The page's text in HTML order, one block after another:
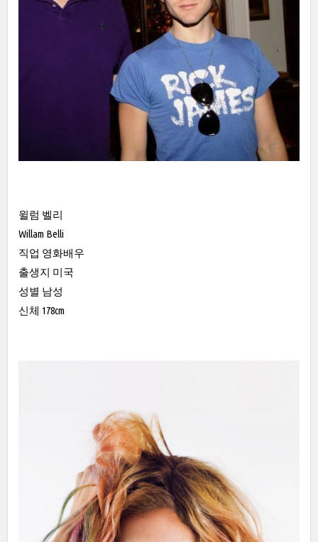
윌럼 벨리
Willam Belli
직업 영화배우
출생지 미국
성별 남성
신체 178cm